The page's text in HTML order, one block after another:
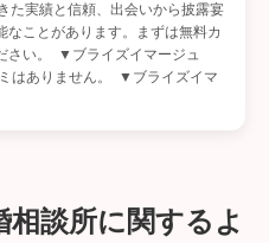
た実績と信頼、出会いから披露宴
なことがあります。まずは無料カ
さい。 ▼ブライズイマージュ
はありません。 ▼ブライズイマ
相談所に関するよ